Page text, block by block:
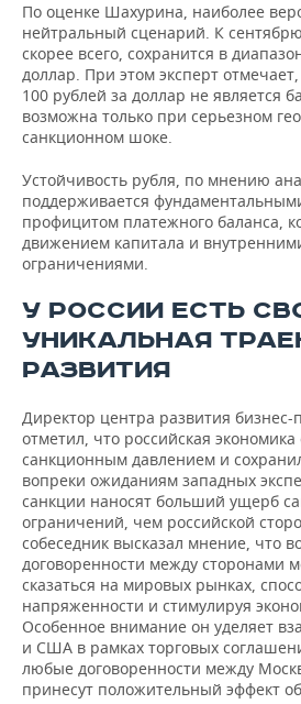
По оценке Шахурина, наиболее
нейтральный сценарий. К сентябрю
скорее всего, сохранится в
доллар. При этом эксперт
100 рублей за доллар не является
возможна только при серьезном
санкционном шоке.
Устойчивость рубля, по мнению
поддерживается
профицитом платежного баланса,
движением капитала и
ограничениями.
У РОССИИ ЕСТЬ
УНИКАЛЬНАЯ
РАЗВИТИЯ
Директор центра развития
отметил, что российская экономика
санкционным давлением и
вопреки ожиданиям западных
санкции наносят больший ущерб
ограничений, чем российской
собеседник высказал мнение, что
договоренности между сторонами
сказаться на мировых рынках,
напряженности и стимулируя
Особенное внимание он уделяет
и США в рамках торговых
любые договоренности между
принесут положительный эффект